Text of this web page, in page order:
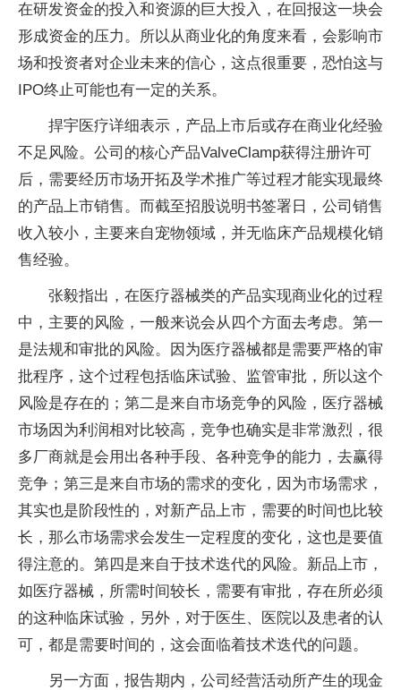
在研发资金的投入和资源的巨大投入，在回报这一块会
形成资金的压力。所以从商业化的角度来看，会影响市
场和投资者对企业未来的信心，这点很重要，恐怕这与
IPO终止可能也有一定的关系。
捍宇医疗详细表示，产品上市后或存在商业化经验
不足风险。公司的核心产品ValveClamp获得注册许可
后，需要经历市场开拓及学术推广等过程才能实现最终
的产品上市销售。而截至招股说明书签署日，公司销售
收入较小，主要来自宠物领域，并无临床产品规模化销
售经验。
张毅指出，在医疗器械类的产品实现商业化的过程
中，主要的风险，一般来说会从四个方面去考虑。第一
是法规和审批的风险。因为医疗器械都是需要严格的审
批程序，这个过程包括临床试验、监管审批，所以这个
风险是存在的；第二是来自市场竞争的风险，医疗器械
市场因为利润相对比较高，竞争也确实是非常激烈，很
多厂商就是会用出各种手段、各种竞争的能力，去赢得
竞争；第三是来自市场的需求的变化，因为市场需求，
其实也是阶段性的，对新产品上市，需要的时间也比较
长，那么市场需求会发生一定程度的变化，这也是要值
得注意的。第四是来自于技术迭代的风险。新品上市，
如医疗器械，所需时间较长，需要有审批，存在所必须
的这种临床试验，另外，对于医生、医院以及患者的认
可，都是需要时间的，这会面临着技术迭代的问题。
另一方面，报告期内，公司经营活动所产生的现金